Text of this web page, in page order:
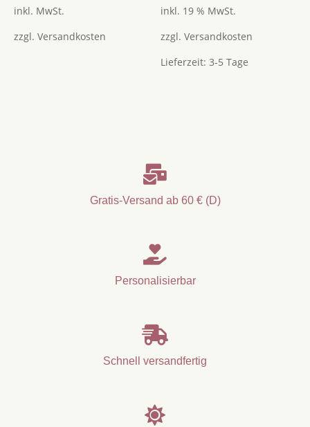
von 5
4,50 €3,95 €.
inkl. MwSt.
zzgl. Versandkosten
von 5
inkl. 19 % MwSt.
zzgl.Versandkosten
Lieferzeit:3-5 Tage

Gratis-Versand ab 60 € (D)

Personalisierbar

Schnell versandfertig
